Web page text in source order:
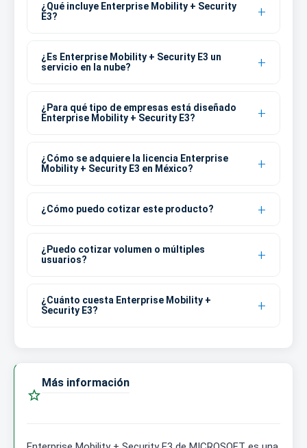
¿Qué incluye Enterprise Mobility + Security
E3?
¿Es Enterprise Mobility + Security E3 un
servicio en la nube?
¿Para qué tipo de empresas está diseñado
Enterprise Mobility + Security E3?
¿Cómo se adquiere la licencia Enterprise
Mobility + Security E3 en México?
¿Cómo puedo cotizar este producto?
¿Puedo cotizar volumen o múltiples
usuarios?
¿Cuánto cuesta Enterprise Mobility +
Security E3?

Más información